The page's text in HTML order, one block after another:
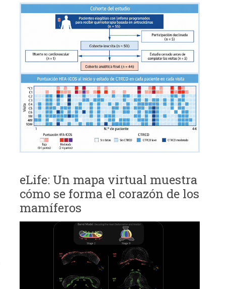
eLife: Un mapa virtual muestra
cómo se forma el corazón de los
mamíferos